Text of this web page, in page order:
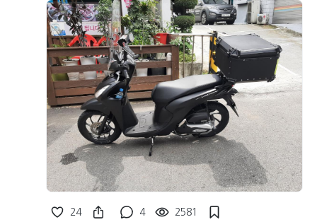
24 4 2581